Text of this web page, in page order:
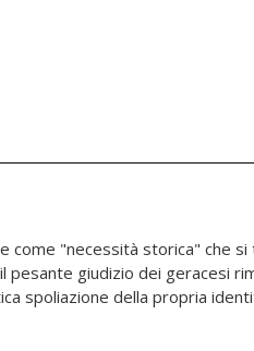
spoliazione della propria